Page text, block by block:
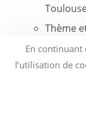
Thème
DDEC,
Agnès
En continuant
l’utilisation de